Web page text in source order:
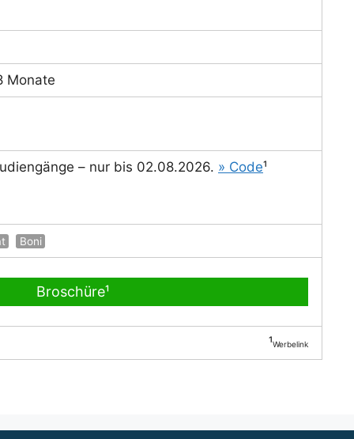
Monate
– nur bis 02.08.2026. » Code¹
Boni
Broschüre¹
¹Werbelink